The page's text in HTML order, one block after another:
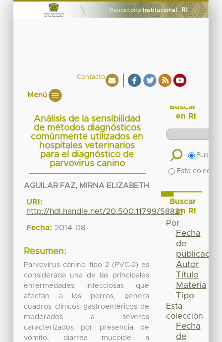
Contacto
Menú
Análisis de la sensibilidad
de métodos diagnósticos
comúnmente utilizados en
hospitales veterinarios
para el diagnóstico de
parvovirus canino
AGUILAR FAZ, MIRNA ELIZABETH
URI:
http://hdl.handle.net/20.500.11799/58821
Fecha: 2014-08
Resumen:
Parvovirus canino tipo 2 (PVC-2) es
considerada una de las principales
enfermedades infecciosas que
afectan a los perros, genera
cuadros clínicos gastroentéricos de
moderados a severos
caracterizados por presencia de
vómito, diarrea mucoide a
Buscar
en RI
Buscar
Esta
Buscar
en RI
Por
Fecha
de
publicación
Autor
Título
Materia
Tipo
Esta
colección
Fecha
de